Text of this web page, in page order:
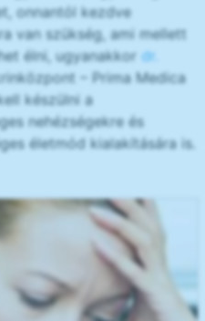
onnantól kezdve
van szükség, ami mellett
élni, ugyanakkor dr.
– Prima Medica
készülni a
nehézségekre és
életmód kialakítására is.